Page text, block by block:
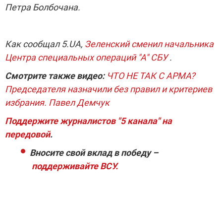
Петра Болбочана.
Как сообщал 5.UA, Зеленский сменил начальника
Центра специальных операций "А" СБУ.
Смотрите также видео: ЧТО НЕ ТАК С АРМА?
Председателя назначили без правил и критериев
избрания. Павел Демчук
Поддержите журналистов "5 канала" на
передовой.
Вносите свой вклад в победу –
поддерживайте ВСУ.